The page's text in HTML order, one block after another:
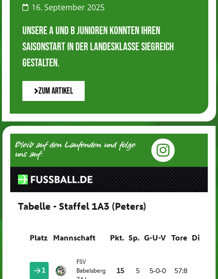
16. September 2025
Unsere A und B Junioren konnten ihren
Saisonstart in der Landesklasse siegreich
gestalten.
Zum Artikel
Bleib auf den Laufenden und folge
uns auf: